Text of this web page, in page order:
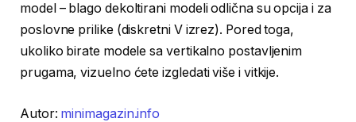
model – blago dekoltirani modeli odlična su opcija i za
poslovne prilike (diskretni V izrez). Pored toga,
ukoliko birate modele sa vertikalno postavljenim
prugama, vizuelno ćete izgledati više i vitkije.
Autor: minimagazin.info